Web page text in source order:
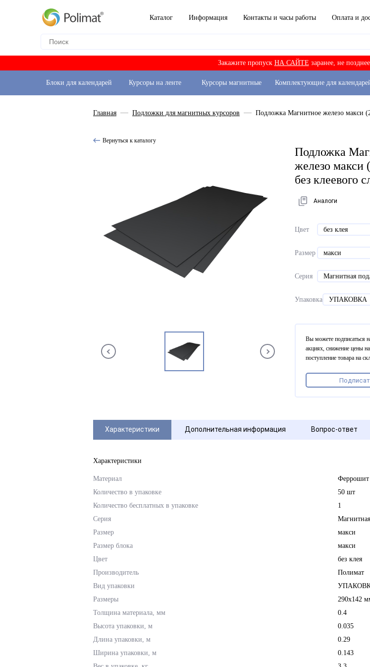
Каталог Информация Контакты и часы работы Оплата и
Закажите пропуск НА САЙТЕ заранее, не
Блоки для календарей Курсоры на ленте Курсоры магнитные Комплектующие для
Главная Подложки для магнитных курсоров Подложка Магнитное железо макси
Вернуться к каталогу
Подложка
железо макси
без клеевого
Аналоги
Цвет без клея
Размер макси
Серия Магнитная
Упаковка УПАКОВКА
Вы можете подписаться
акциях, снижение цены
поступление товара на
Характеристики Дополнительная информация Вопрос-ответ
Характеристики
Материал
Феррошит
Количество в упаковке
50 шт
Количество бесплатных в упаковке
1
Серия
Размер
макси
Размер блока
макси
Цвет
без клея
Производитель
Полимат
Вид упаковки
Размеры
290х142
Толщина материала, мм
0.4
Высота упаковки, м
0.035
Длина упаковки, м
0.29
Ширина упаковки, м
0.143